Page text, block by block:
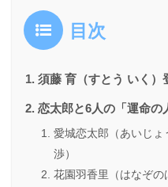
目次
須藤 育（すとう いく）
恋太郎と6人の「運命の
愛城恋太郎（あいじ
渉）
花園羽香里（はなぞの